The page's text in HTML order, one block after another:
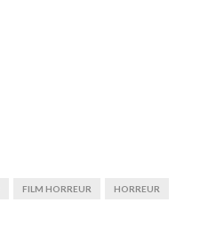
FILM HORREUR HORREUR